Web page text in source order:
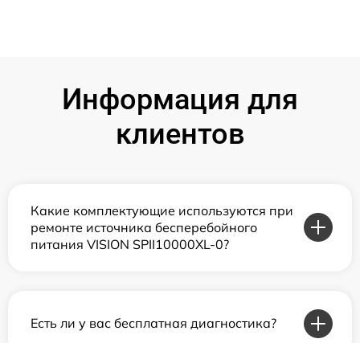
Информация для
клиентов
Какие комплектующие используются при
ремонте источника бесперебойного
питания VISION SPII10000XL-0?
Есть ли у вас бесплатная диагностика?